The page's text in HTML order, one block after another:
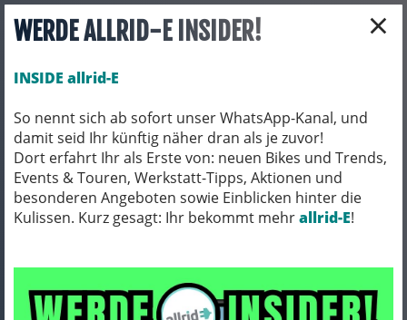
×
WERDE ALLRID-E INSIDER!
INSIDE allrid-E
So nennt sich ab sofort unser WhatsApp-Kanal, und
damit seid Ihr künftig näher dran als je zuvor!
Dort erfahrt Ihr als Erste von: neuen Bikes und Trends,
Events & Touren, Werkstatt-Tipps, Aktionen und
besonderen Angeboten sowie Einblicken hinter die
Kulissen. Kurz gesagt: Ihr bekommt mehrallrid-E!
Toggle navigation
FAHRRADTEILE KETTEN
Ketten